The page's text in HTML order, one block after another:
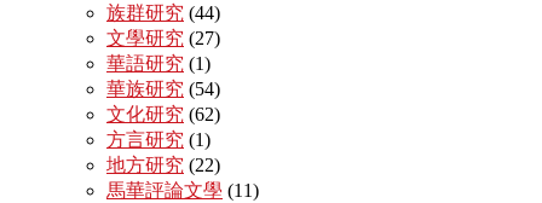
族群研究 (44)
文學研究 (27)
華語研究 (1)
華族研究 (54)
文化研究 (62)
方言研究 (1)
地方研究 (22)
馬華評論文學 (11)